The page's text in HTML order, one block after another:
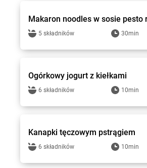
Makaron noodles w sosie pesto
5 składników 30min
bi1 - przepisy
Ogórkowy jogurt z kiełkami
6 składników 10min
bi1 - przepisy
Kanapki tęczowym pstrągiem
6 składników 10min